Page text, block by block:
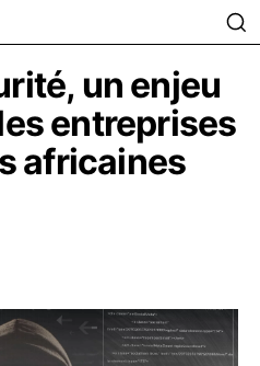
un enjeu
entreprises
africaines